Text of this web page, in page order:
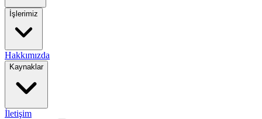
İşlerimiz
Hakkımızda
Kaynaklar
İletişim